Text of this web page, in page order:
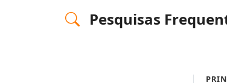
Pesquisas